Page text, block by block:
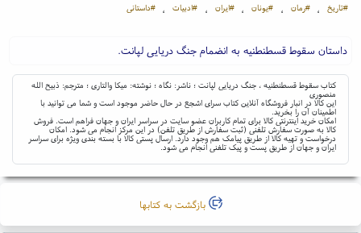
#تاریخ ، #رمان ، #یونان ، #ایران ، #ادبیات ، #داستانی
داستان سقوط قسطنطنیه به انضمام جنگ دریایی لپانت.
کتاب سقوط قسطنطنیه ، جنگ دریایی لپانت ؛ ناشر: نگاه ؛ نوشته: میکا والتاری ؛ مترجم: ذبیح الله
منصوری
این کالا در انبار فروشگاه آنلاین کتاب سرای اشجع در حال حاضر موجود است و شما می توانید با
اطمینان آن را بخرید.
امکان خرید اینترنتی کالا برای تمام کاربران عضو سایت در سراسر ایران و جهان فراهم است. فروش
کالا به صورت سفارش تلفنی (ثبت سفارش از طریق تلفن) در این مرکز انجام می شود. امکان
درخواست و تهیه کالا از طریق پیامک هم وجود دارد. ارسال پستی کالا با بسته بندی ویژه برای سراسر
ایران و جهان از طریق پست و پیک تلفنی انجام می شود.
بازگشت به کتابها